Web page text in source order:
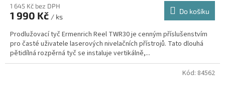
1 645 Kč bez DPH
1 990 Kč / ks
Do košíku
Prodlužovací tyč Ermenrich Reel TWR30 je cenným příslušenstvím
pro časté uživatele laserových nivelačních přístrojů. Tato dlouhá
pětidílná rozpěrná tyč se instaluje vertikálně,...
Kód: 84562